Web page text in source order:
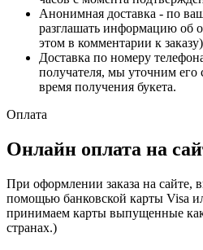
Анонимная доставка - по
разглашать информацию об
этом в комментарии к заказу)
Доставка по номеру
получателя, мы уточним его
время получения букета.
Оплата
Онлайн оплата на
При оформлении заказа на сайте,
помощью банковской карты Visa
принимаем карты выпущенные
странах.)